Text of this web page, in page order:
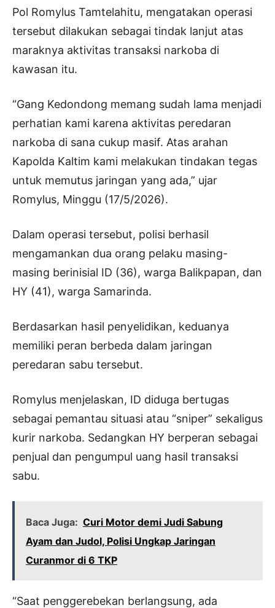
Pol Romylus Tamtelahitu, mengatakan operasi
tersebut dilakukan sebagai tindak lanjut atas
maraknya aktivitas transaksi narkoba di
kawasan itu.
“Gang Kedondong memang sudah lama menjadi
perhatian kami karena aktivitas peredaran
narkoba di sana cukup masif. Atas arahan
Kapolda Kaltim kami melakukan tindakan tegas
untuk memutus jaringan yang ada,” ujar
Romylus, Minggu (17/5/2026).
Dalam operasi tersebut, polisi berhasil
mengamankan dua orang pelaku masing-
masing berinisial ID (36), warga Balikpapan, dan
HY (41), warga Samarinda.
Berdasarkan hasil penyelidikan, keduanya
memiliki peran berbeda dalam jaringan
peredaran sabu tersebut.
Romylus menjelaskan, ID diduga bertugas
sebagai pemantau situasi atau “sniper” sekaligus
kurir narkoba. Sedangkan HY berperan sebagai
penjual dan pengumpul uang hasil transaksi
sabu.
Baca Juga: Curi Motor demi Judi Sabung
Ayam dan Judol, Polisi Ungkap Jaringan
Curanmor di 6 TKP
“Saat penggerebekan berlangsung, ada